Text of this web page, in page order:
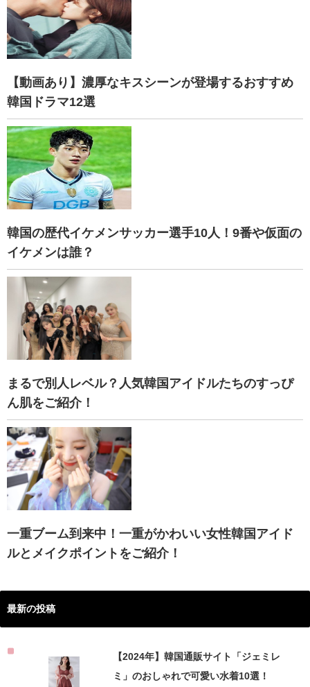
【動画あり】濃厚なキスシーンが登場するおすすめ
韓国ドラマ12選
韓国の歴代イケメンサッカー選手10人！9番や仮面の
イケメンは誰？
まるで別人レベル？人気韓国アイドルたちのすっぴ
ん肌をご紹介！
一重ブーム到来中！一重がかわいい女性韓国アイド
ルとメイクポイントをご紹介！
最新の投稿
【2024年】韓国通販サイト「ジェミレ
ミ」のおしゃれで可愛い水着10選！